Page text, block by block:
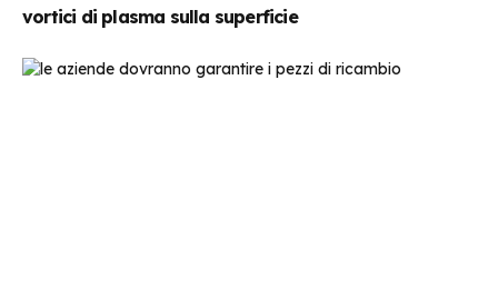
vortici di plasma sulla superficie